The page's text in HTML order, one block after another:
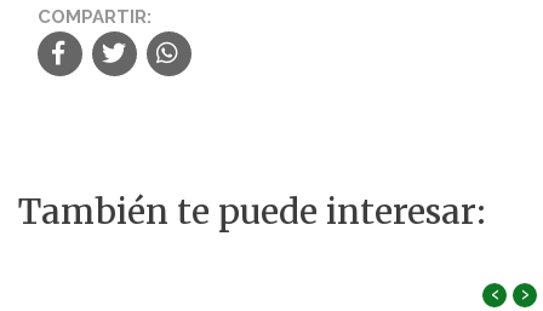
COMPARTIR:
También te puede interesar:
‹ ›